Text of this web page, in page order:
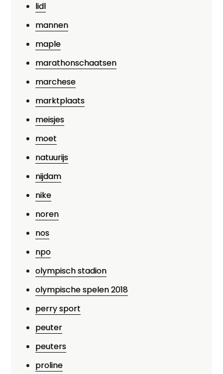
lidl
mannen
maple
marathonschaatsen
marchese
marktplaats
meisjes
moet
natuurijs
nijdam
nike
noren
nos
npo
olympisch stadion
olympische spelen 2018
perry sport
peuter
peuters
proline